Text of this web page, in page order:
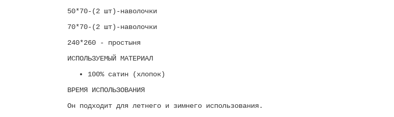
50*70-(2 шт)-наволочки
70*70-(2 шт)-наволочки
240*260 - простыня
ИСПОЛЬЗУЕМЫЙ МАТЕРИАЛ
100% сатин (хлопок)
ВРЕМЯ ИСПОЛЬЗОВАНИЯ
Он подходит для летнего и зимнего использования.